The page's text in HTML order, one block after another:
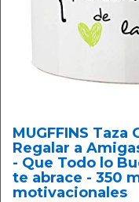
MUGFFINS
Regalar a
- Que Todo lo
te abrace - 350
motivacionales